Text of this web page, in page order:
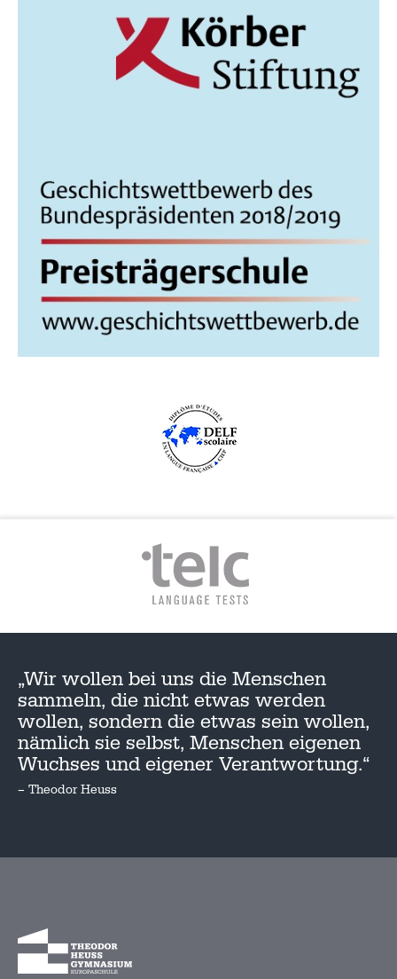
„Wir wollen bei uns die Menschen
sammeln, die nicht etwas werden
wollen, sondern die etwas sein wollen,
nämlich sie selbst, Menschen eigenen
Wuchses und eigener Verantwortung.“
– Theodor Heuss